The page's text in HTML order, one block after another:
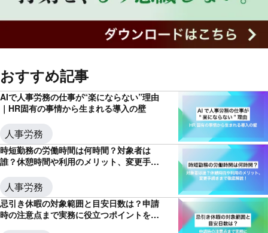
おすすめ記事
AIで人事労務の仕事が“楽にならない”理由
｜HR固有の事情から生まれる導入の壁
人事労務
時短勤務の労働時間は何時間？対象者は
誰？休憩時間や利用のメリット、変更手続
人事労務
忌引き休暇の対象範囲と目安日数は？申請
時の注意点まで実務に役立つポイントを解